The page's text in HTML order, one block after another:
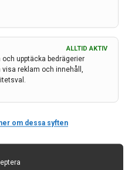
upptäcka bedrägerier
reklam och innehåll,
ALLTID AKTIV
om dessa syften
spekulerar: Det absolut